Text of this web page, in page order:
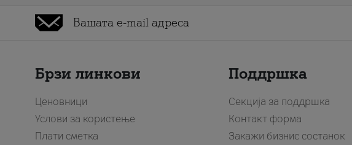
Брзи линкови
Ценовници
Услови за користење
Плати сметка
Поддршка
Секција за поддршка
Контакт форма
Закажи бизнис состанок